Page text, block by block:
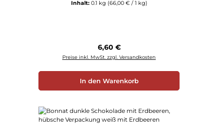
Inhalt: 0.1 kg (66,00 € / 1 kg)
Regulärer Preis:
6,60 €
Preise inkl. MwSt. zzgl. Versandkosten
In den Warenkorb